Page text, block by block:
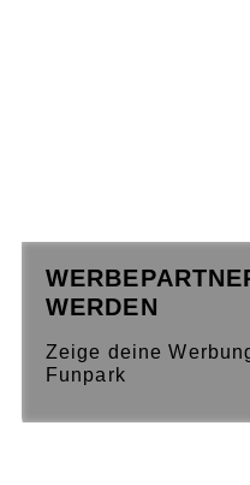
WERDEN
Zeige deine
Funpark